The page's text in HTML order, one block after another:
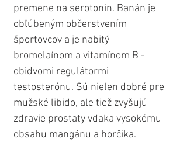
premene na serotonín. Banán je
obľúbeným občerstvením
športovcov a je nabitý
bromelaínom a vitamínom B -
obidvomi regulátormi
testosterónu. Sú nielen dobré pre
mužské libido, ale tiež zvyšujú
zdravie prostaty vďaka vysokému
obsahu mangánu a horčíka.